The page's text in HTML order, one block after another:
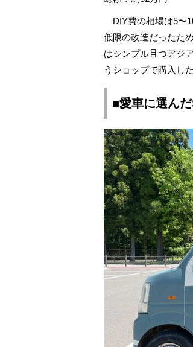
DIY費の相場は5〜
低限の改造だったた
はシンプル且つアジ
うショップで購入した
■愛車に選ん